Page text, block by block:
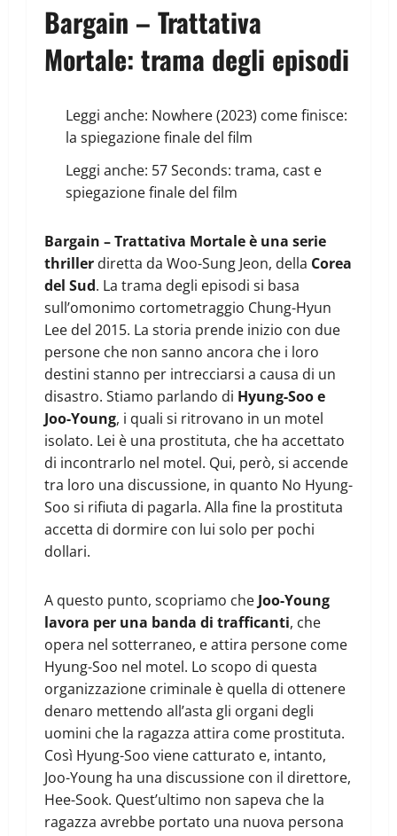
Bargain – Trattativa
Mortale: trama degli episodi
Leggi anche: Nowhere (2023) come finisce:
la spiegazione finale del film
Leggi anche: 57 Seconds: trama, cast e
spiegazione finale del film
Bargain – Trattativa Mortale è una serie
thriller diretta da Woo-Sung Jeon, della Corea
del Sud. La trama degli episodi si basa
sull’omonimo cortometraggio Chung-Hyun
Lee del 2015. La storia prende inizio con due
persone che non sanno ancora che i loro
destini stanno per intrecciarsi a causa di un
disastro. Stiamo parlando di Hyung-Soo e
Joo-Young, i quali si ritrovano in un motel
isolato. Lei è una prostituta, che ha accettato
di incontrarlo nel motel. Qui, però, si accende
tra loro una discussione, in quanto No Hyung-
Soo si rifiuta di pagarla. Alla fine la prostituta
accetta di dormire con lui solo per pochi
dollari.
A questo punto, scopriamo che Joo-Young
lavora per una banda di trafficanti, che
opera nel sotterraneo, e attira persone come
Hyung-Soo nel motel. Lo scopo di questa
organizzazione criminale è quella di ottenere
denaro mettendo all’asta gli organi degli
uomini che la ragazza attira come prostituta.
Così Hyung-Soo viene catturato e, intanto,
Joo-Young ha una discussione con il direttore,
Hee-Sook. Quest’ultimo non sapeva che la
ragazza avrebbe portato una nuova persona